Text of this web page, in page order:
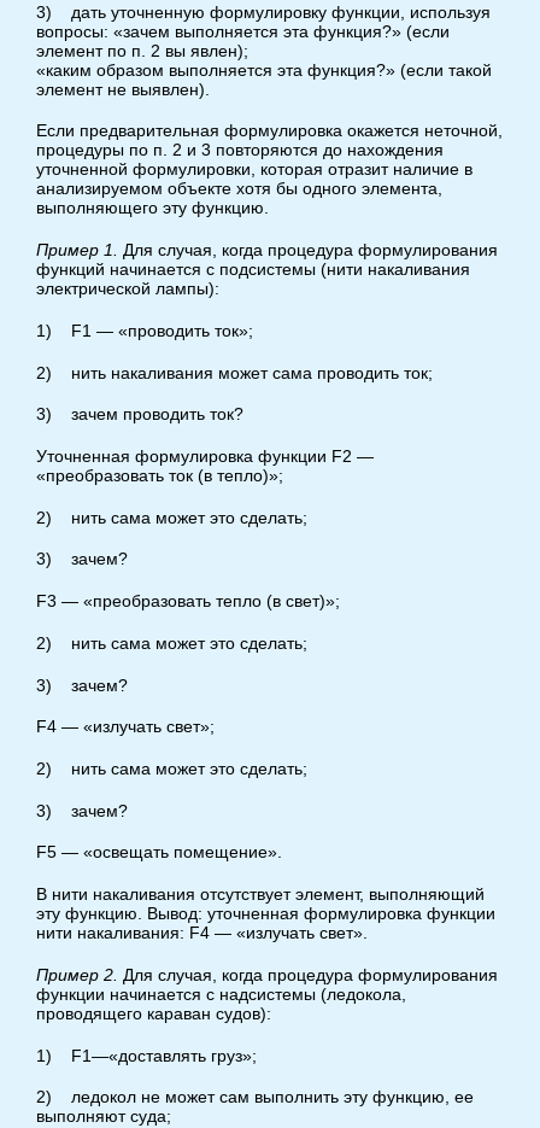
3) дать уточненную формулировку функции, используя
вопросы: «зачем выполняется эта функция?» (если
элемент по п. 2 вы явлен);
«каким образом выполняется эта функция?» (если такой
элемент не выявлен).
Если предварительная формулировка окажется неточной,
процедуры по п. 2 и 3 повторяются до нахождения
уточненной формулировки, которая отразит наличие в
анализируемом объекте хотя бы одного элемента,
выполняющего эту функцию.
Пример 1. Для случая, когда процедура формулирования
функций начинается с подсистемы (нити накаливания
электрической лампы):
1) F1 — «проводить ток»;
2) нить накаливания может сама проводить ток;
3) зачем проводить ток?
Уточненная формулировка функции F2 —
«преобразовать ток (в тепло)»;
2) нить сама может это сделать;
3) зачем?
F3 — «преобразовать тепло (в свет)»;
2) нить сама может это сделать;
3) зачем?
F4 — «излучать свет»;
2) нить сама может это сделать;
3) зачем?
F5 — «освещать помещение».
В нити накаливания отсутствует элемент, выполняющий
эту функцию. Вывод: уточненная формулировка функции
нити накаливания: F4 — «излучать свет».
Пример 2. Для случая, когда процедура формулирования
функции начинается с надсистемы (ледокола,
проводящего караван судов):
1) F1—«доставлять груз»;
2) ледокол не может сам выполнить эту функцию, ее
выполняют суда;